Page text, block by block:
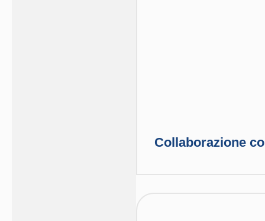
Collaborazione